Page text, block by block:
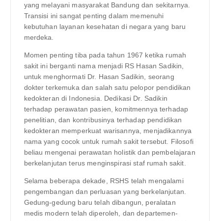
yang melayani masyarakat Bandung dan sekitarnya.
Transisi ini sangat penting dalam memenuhi
kebutuhan layanan kesehatan di negara yang baru
merdeka.
Momen penting tiba pada tahun 1967 ketika rumah
sakit ini berganti nama menjadi RS Hasan Sadikin,
untuk menghormati Dr. Hasan Sadikin, seorang
dokter terkemuka dan salah satu pelopor pendidikan
kedokteran di Indonesia. Dedikasi Dr. Sadikin
terhadap perawatan pasien, komitmennya terhadap
penelitian, dan kontribusinya terhadap pendidikan
kedokteran memperkuat warisannya, menjadikannya
nama yang cocok untuk rumah sakit tersebut. Filosofi
beliau mengenai perawatan holistik dan pembelajaran
berkelanjutan terus menginspirasi staf rumah sakit.
Selama beberapa dekade, RSHS telah mengalami
pengembangan dan perluasan yang berkelanjutan.
Gedung-gedung baru telah dibangun, peralatan
medis modern telah diperoleh, dan departemen-